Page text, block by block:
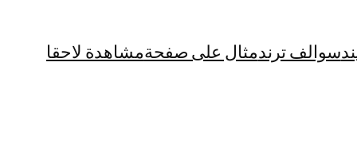
سوالف ترندمثال على صفحةمشاهدة لاحقا